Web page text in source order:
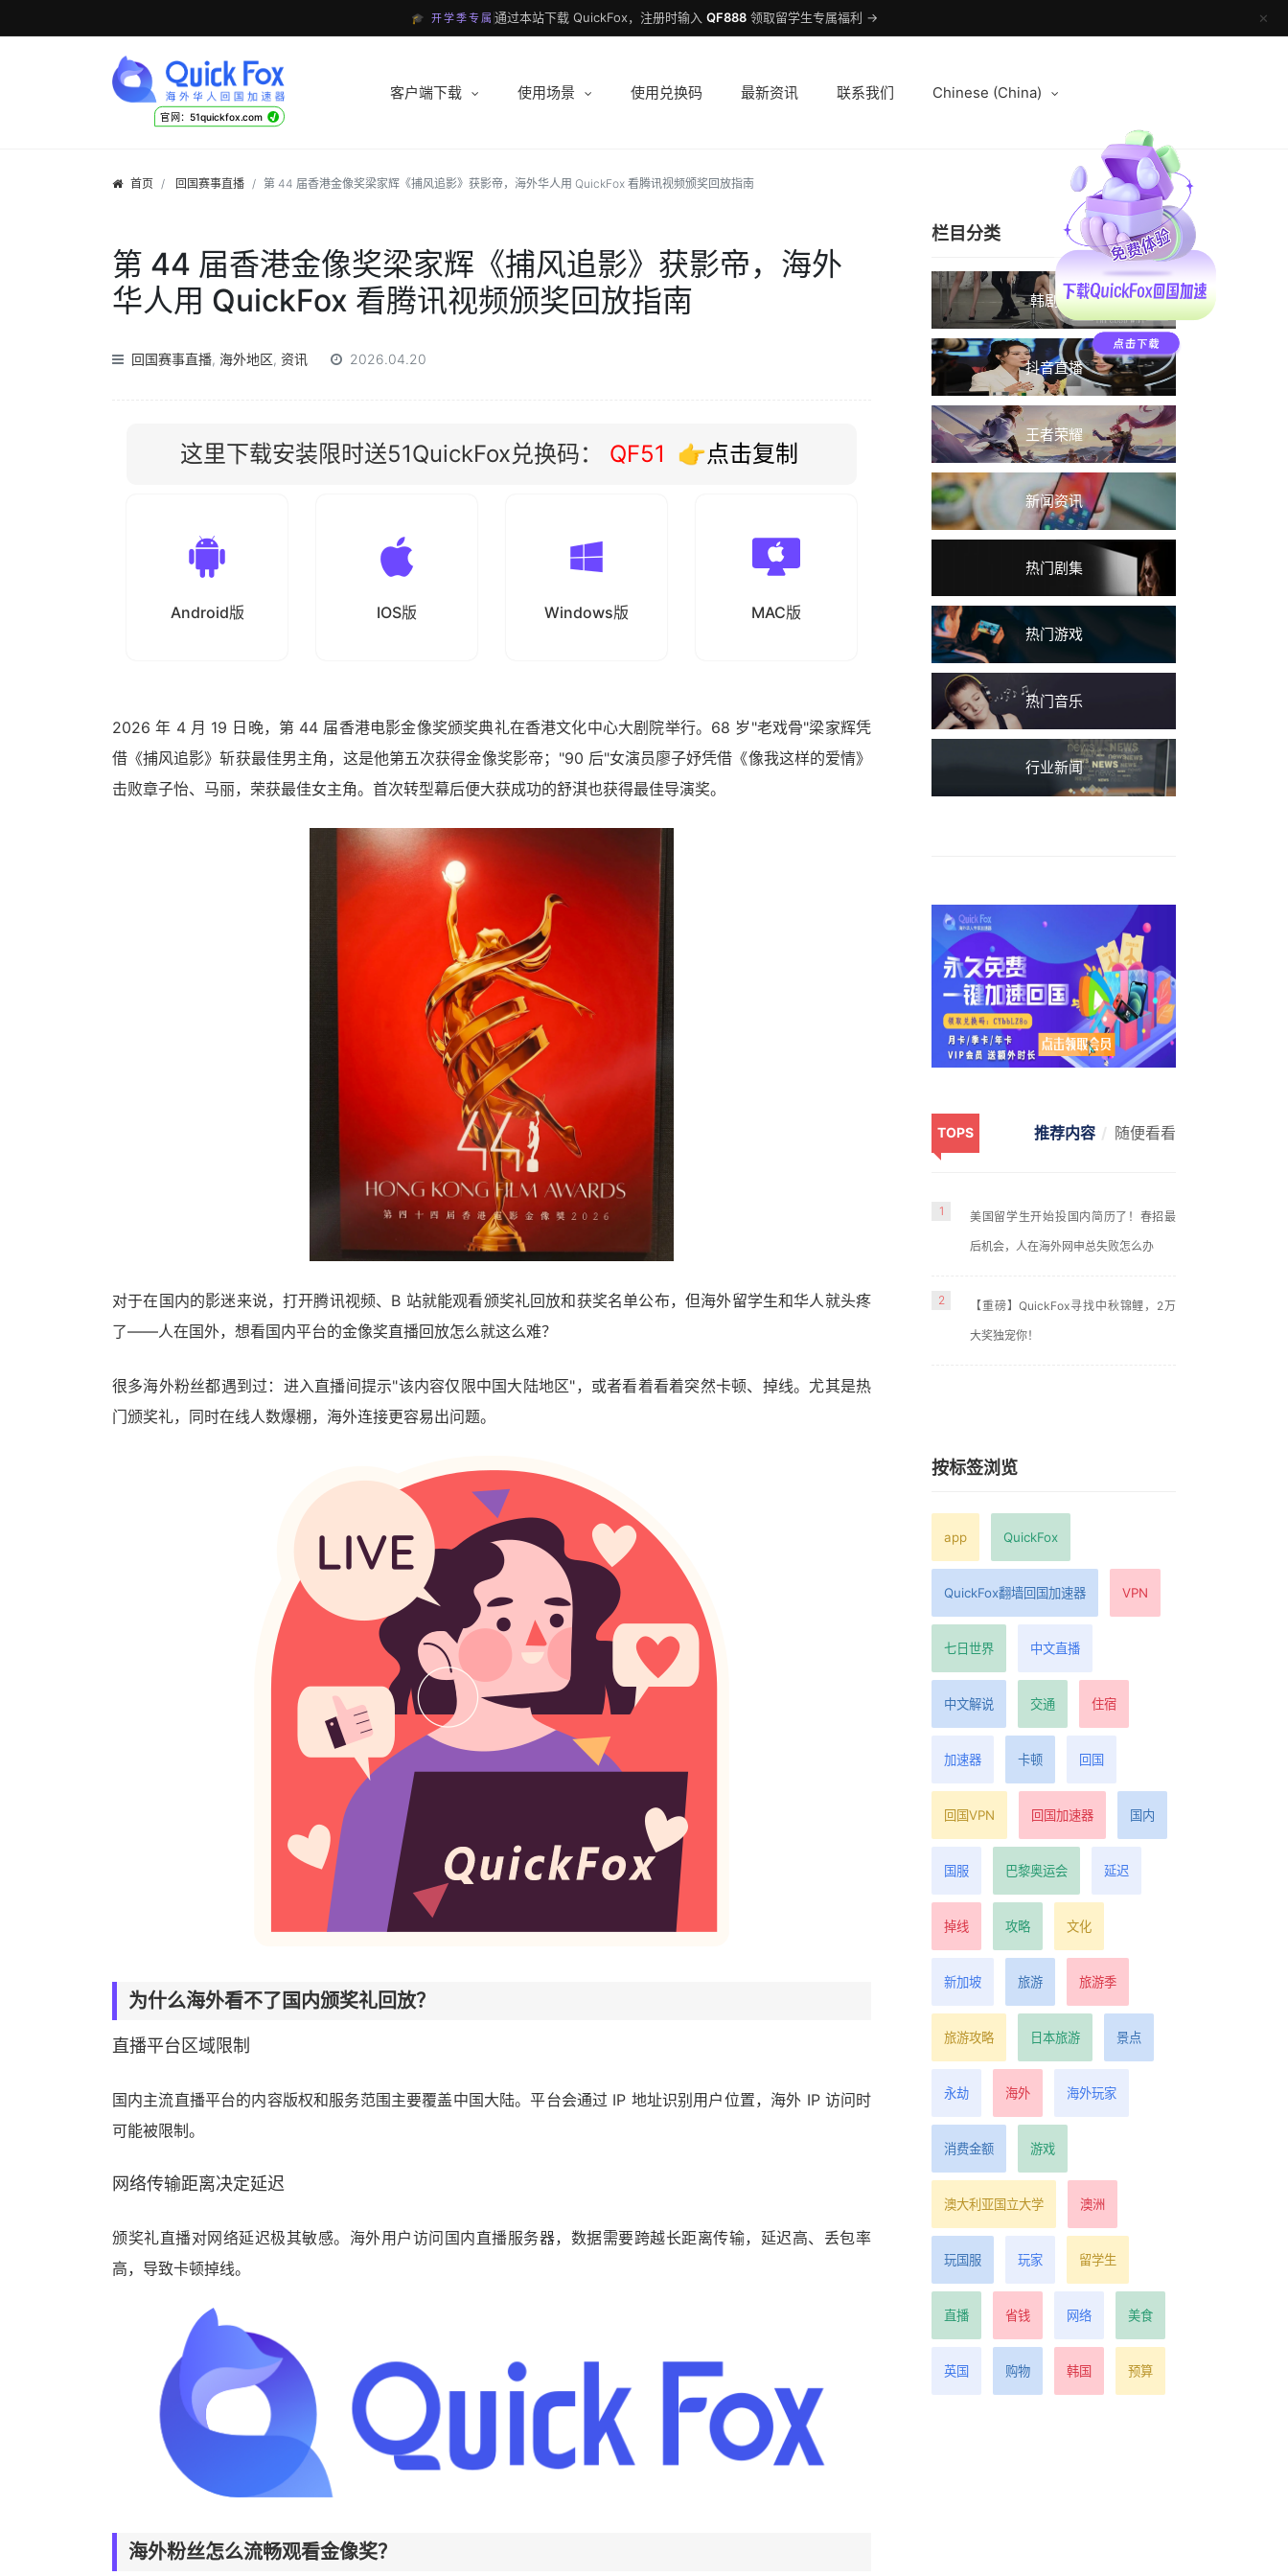
🎓 开学季专属 通过本站下载 QuickFox，注册时输入 QF888领取留学生专属福利 → ✕
官网：51quickfox.com √
客户端下载 使用场景 使用兑换码 最新资讯 联系我们 Chinese (China)
首页 回国赛事直播 第 44 届香港金像奖梁家辉《捕风追影》获影帝，海外华人用 QuickFox 看腾讯视频颁奖回放指南
第 44 届香港金像奖梁家辉《捕风追影》获影帝，海外
华人用 QuickFox 看腾讯视频颁奖回放指南
回国赛事直播, 海外地区, 资讯 2026.04.20
这里下载安装限时送51QuickFox兑换码： QF51 👉点击复制
Android版 IOS版 Windows版 MAC版
2026 年 4 月 19 日晚，第 44 届香港电影金像奖颁奖典礼在香港文化中心大剧院举行。68 岁"老戏骨"梁家辉凭
借《捕风追影》斩获最佳男主角，这是他第五次获得金像奖影帝；"90 后"女演员廖子妤凭借《像我这样的爱情》
击败章子怡、马丽，荣获最佳女主角。首次转型幕后便大获成功的舒淇也获得最佳导演奖。
对于在国内的影迷来说，打开腾讯视频、B 站就能观看颁奖礼回放和获奖名单公布，但海外留学生和华人就头疼
了——人在国外，想看国内平台的金像奖直播回放怎么就这么难？
很多海外粉丝都遇到过：进入直播间提示"该内容仅限中国大陆地区"，或者看着看着突然卡顿、掉线。尤其是热
门颁奖礼，同时在线人数爆棚，海外连接更容易出问题。
为什么海外看不了国内颁奖礼回放？
直播平台区域限制
国内主流直播平台的内容版权和服务范围主要覆盖中国大陆。平台会通过 IP 地址识别用户位置，海外 IP 访问时
可能被限制。
网络传输距离决定延迟
颁奖礼直播对网络延迟极其敏感。海外用户访问国内直播服务器，数据需要跨越长距离传输，延迟高、丢包率
高，导致卡顿掉线。
海外粉丝怎么流畅观看金像奖？
栏目分类
韩剧TV
抖音直播
王者荣耀
新闻资讯
热门剧集
热门游戏
热门音乐
行业新闻
TOPS 推荐内容 随便看看
1 美国留学生开始投国内简历了！春招最
后机会，人在海外网申总失败怎么办
2 【重磅】QuickFox寻找中秋锦鲤，2万
大奖独宠你！
按标签浏览
app QuickFox
QuickFox翻墙回国加速器 VPN
七日世界 中文直播
中文解说 交通 住宿
加速器 卡顿 回国
回国VPN 回国加速器 国内
国服 巴黎奥运会 延迟
掉线 攻略 文化
新加坡 旅游 旅游季
旅游攻略 日本旅游 景点
永劫 海外 海外玩家
消费金额 游戏
澳大利亚国立大学 澳洲
玩国服 玩家 留学生
直播 省钱 网络 美食
英国 购物 韩国 预算